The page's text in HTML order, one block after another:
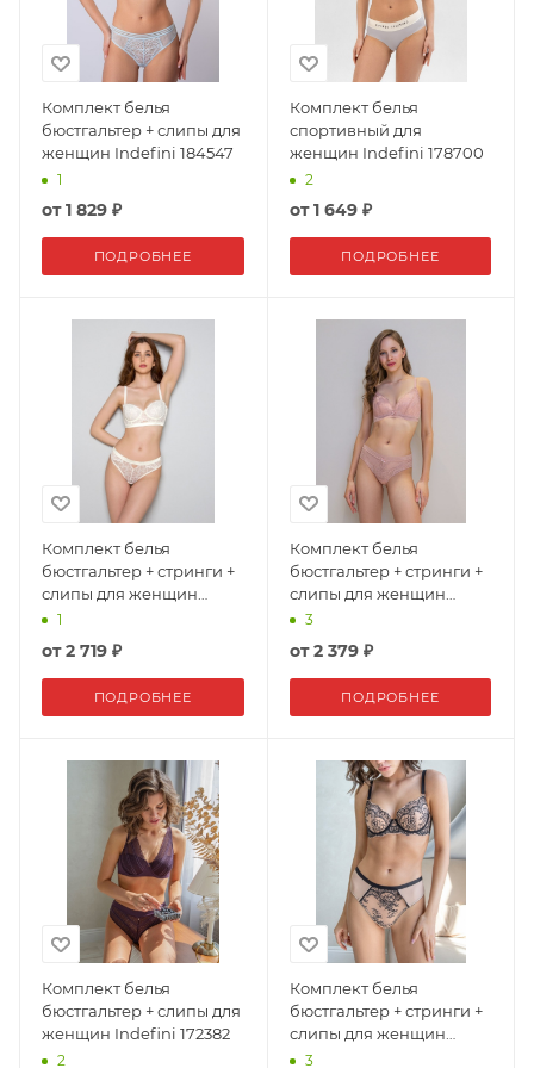
Комплект белья
бюстгальтер + слипы для
женщин Indefini 184547
1
от1 829 ₽
ПОДРОБНЕЕ
Комплект белья
спортивный для
женщин Indefini 178700
2
от1 649 ₽
ПОДРОБНЕЕ
Комплект белья
бюстгальтер + стринги +
слипы для женщин
Indefini 171971
1
от2 719 ₽
ПОДРОБНЕЕ
Комплект белья
бюстгальтер + стринги +
слипы для женщин
Indefini 172379
3
от2 379 ₽
ПОДРОБНЕЕ
Комплект белья
бюстгальтер + слипы для
женщин Indefini 172382
2
Комплект белья
бюстгальтер + стринги +
слипы для женщин
Indefini 172332
3